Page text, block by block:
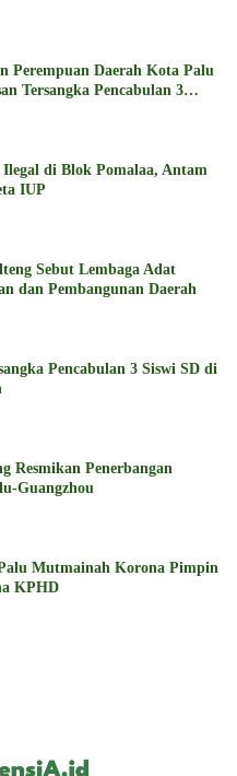
Perempuan Daerah Kota Palu
Tersangka Pencabulan 3
di Blok Pomalaa, Antam
IUP
Sebut Lembaga Adat
dan Pembangunan Daerah
Pencabulan 3 Siswi SD di
Resmikan Penerbangan
Guangzhou
Mutmainah Korona Pimpin
KPHD